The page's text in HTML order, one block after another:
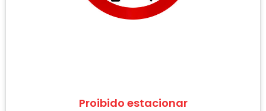
Proibido estacionar